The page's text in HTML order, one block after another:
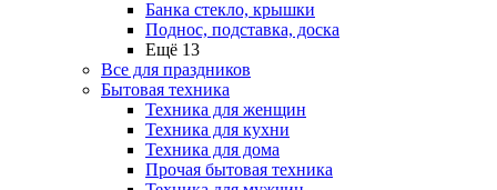
Банка стекло, крышки
Поднос, подставка, доска
Ещё 13
Все для праздников
Бытовая техника
Техника для женщин
Техника для кухни
Техника для дома
Прочая бытовая техника